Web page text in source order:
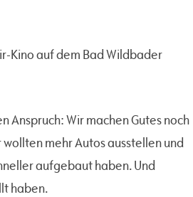
Kino auf dem Bad Wildbader
Anspruch: Wir machen Gutes noch
mehr Autos ausstellen und
aufgebaut haben. Und
haben.